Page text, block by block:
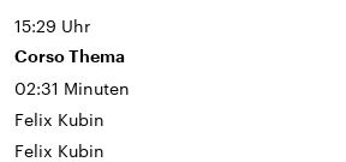
15:29 Uhr
Corso Thema
02:31 Minuten
Felix Kubin
Felix Kubin